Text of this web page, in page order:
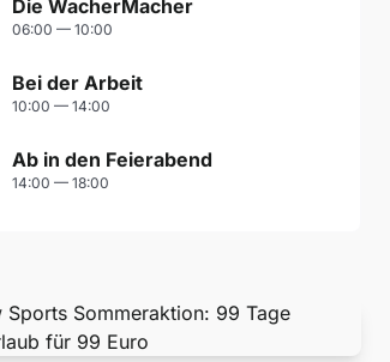
Die WacherMacher
06:00 — 10:00
Bei der Arbeit
10:00 — 14:00
Ab in den Feierabend
14:00 — 18:00